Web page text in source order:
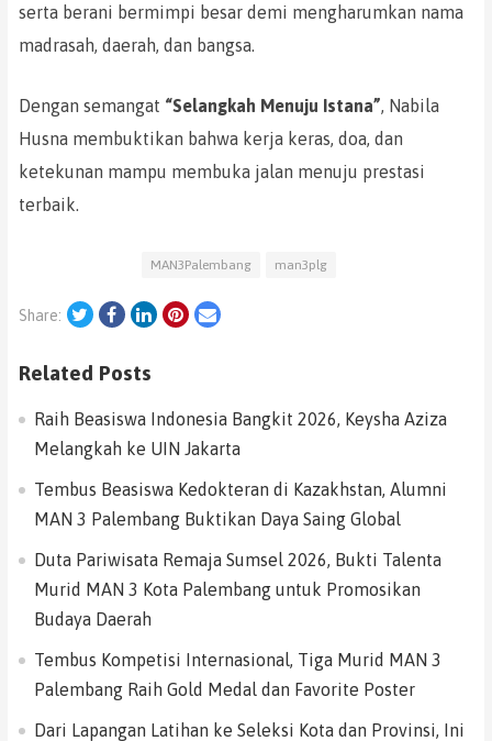
serta berani bermimpi besar demi mengharumkan nama
madrasah, daerah, dan bangsa.
Dengan semangat “Selangkah Menuju Istana”, Nabila
Husna membuktikan bahwa kerja keras, doa, dan
ketekunan mampu membuka jalan menuju prestasi
terbaik.
MAN3Palembang man3plg
Share: TwitterFacebook
LinkedIn
Pinterest
Email
Related Posts
Raih Beasiswa Indonesia Bangkit 2026, Keysha Aziza
Melangkah ke UIN Jakarta
Tembus Beasiswa Kedokteran di Kazakhstan, Alumni
MAN 3 Palembang Buktikan Daya Saing Global
Duta Pariwisata Remaja Sumsel 2026, Bukti Talenta
Murid MAN 3 Kota Palembang untuk Promosikan
Budaya Daerah
Tembus Kompetisi Internasional, Tiga Murid MAN 3
Palembang Raih Gold Medal dan Favorite Poster
Dari Lapangan Latihan ke Seleksi Kota dan Provinsi, Ini